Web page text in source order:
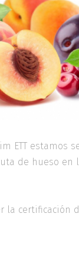
ETT estamos
de hueso en
la certificación